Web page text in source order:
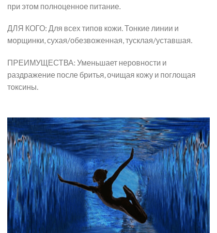
при этом полноценное питание.
ДЛЯ КОГО: Для всех типов кожи. Тонкие линии и
морщинки, сухая/обезвоженная, тусклая/уставшая.
ПРЕИМУЩЕСТВА: Уменьшает неровности и
раздражение после бритья, очищая кожу и поглощая
токсины.